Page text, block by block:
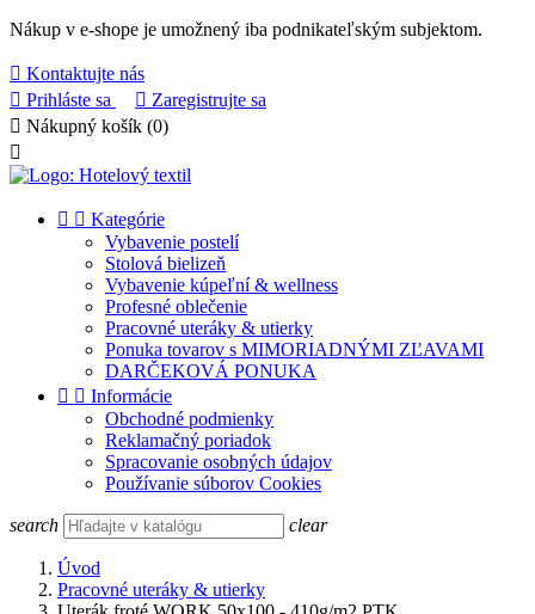
Nákup v e-shope je umožnený iba podnikateľským subjektom.
 Kontaktujte nás
 Prihláste sa  Zaregistrujte sa
 Nákupný košík (0)

  Kategórie
Vybavenie postelí
Stolová bielizeň
Vybavenie kúpeľní & wellness
Profesné oblečenie
Pracovné uteráky & utierky
Ponuka tovarov s MIMORIADNÝMI ZĽAVAMI
DARČEKOVÁ PONUKA
  Informácie
Obchodné podmienky
Reklamačný poriadok
Spracovanie osobných údajov
Používanie súborov Cookies
search clear
Úvod
Pracovné uteráky & utierky